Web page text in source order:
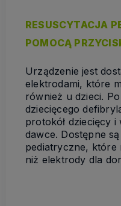
RESUSCYTACJA
POMOCĄ
Urządzenie jest
elektrodami, które
również u dzieci.
dziecięcego
protokół dziecięcy
dawce. Dostępne
pediatryczne, które
niż elektrody dla